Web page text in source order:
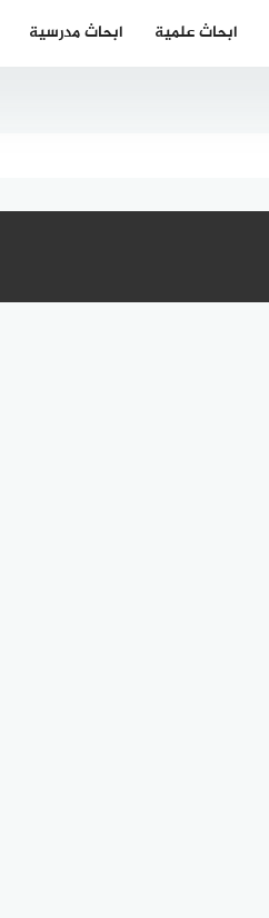
ابحاث علمية ابحاث مدرسية